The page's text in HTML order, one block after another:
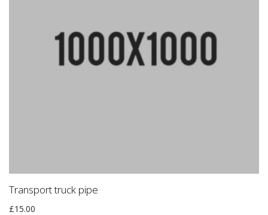
Transport truck pipe
£15.00